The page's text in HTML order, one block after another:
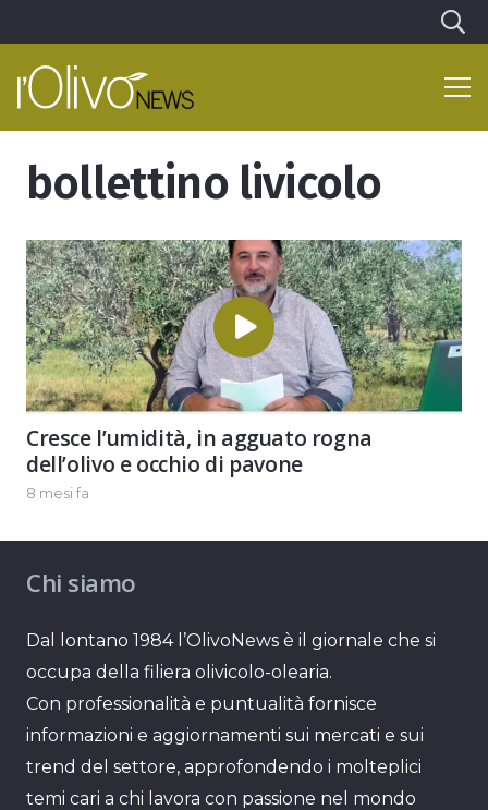
bollettino livicolo
Cresce l’umidità, in agguato rogna
dell’olivo e occhio di pavone
8 mesi fa
Chi siamo
Dal lontano 1984 l’OlivoNews è il giornale che si
occupa della filiera olivicolo-olearia.
Con professionalità e puntualità fornisce
informazioni e aggiornamenti sui mercati e sui
trend del settore, approfondendo i molteplici
temi cari a chi lavora con passione nel mondo